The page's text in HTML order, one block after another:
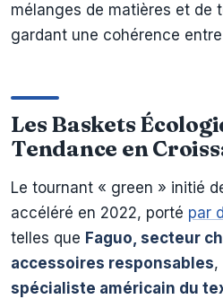
mélanges de matières et de
gardant une cohérence
Les Baskets
Tendance en
Le tournant « green » initié
accéléré en 2022, porté par
telles que Faguo, secteur
accessoires responsables,
spécialiste américain du